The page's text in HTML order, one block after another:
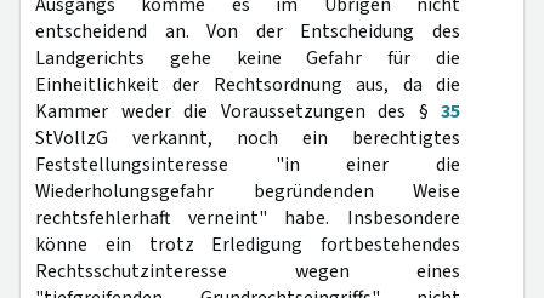
entscheidend an. Von der Entscheidung des
Landgerichts gehe keine Gefahr für die
Einheitlichkeit der Rechtsordnung aus, da die
Kammer weder die Voraussetzungen des § 35
StVollzG verkannt, noch ein berechtigtes
Feststellungsinteresse "in einer die
Wiederholungsgefahr begründenden Weise
rechtsfehlerhaft verneint" habe. Insbesondere
könne ein trotz Erledigung fortbestehendes
Rechtsschutzinteresse wegen eines